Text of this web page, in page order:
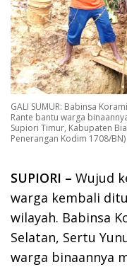
GALI SUMUR: Babinsa
Rante bantu warga
Supiori Timur, Kabupaten
Penerangan Kodim 1708/BN)
SUPIORI – Wujud
warga kembali
wilayah. Babinsa
Selatan, Sertu
warga binaannya